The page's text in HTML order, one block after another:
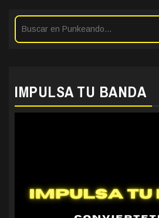
IMPULSA TU BANDA